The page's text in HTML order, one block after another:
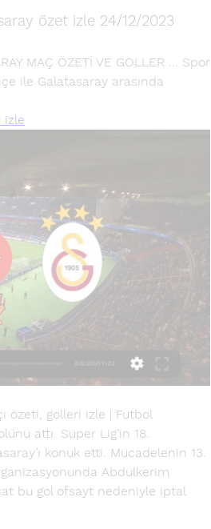
özet izle 24/12/2023
MAÇ ÖZETİ VE GOLLER ... Spor
ile Galatasaray arasında
izle
özeti, golleri izle | Futbol
attı. Süper Lig’in 18.
konuk etti. Mücadelenin 13.
Abdülkerim
bu gol ofsayt nedeniyle iptal